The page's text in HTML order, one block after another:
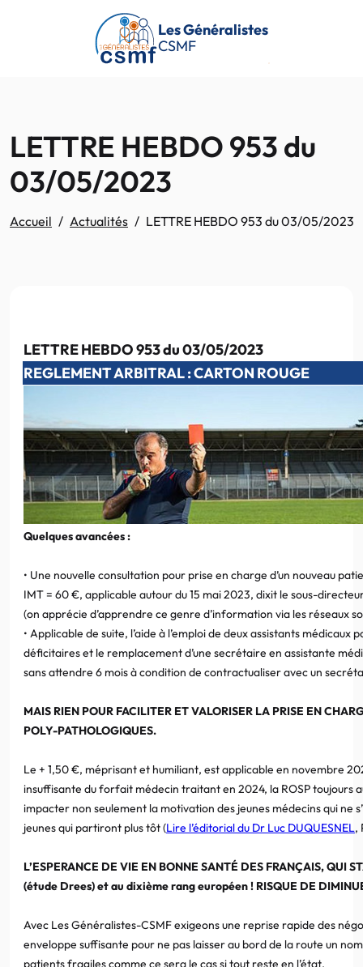
Passer au contenu principal
Les Généralistes
CSMF
LETTRE HEBDO 953 du
03/05/2023
Accueil Actualités LETTRE HEBDO 953 du 03/05/2023
LETTRE HEBDO 953 du 03/05/2023
REGLEMENT ARBITRAL : CARTON ROUGE
Quelques avancées :
• Une nouvelle consultation pour prise en charge d’un nouveau
IMT = 60 €, applicable autour du 15 mai 2023, dixit le sous-
(on apprécie d’apprendre ce genre d’information via les réseaux
• Applicable de suite, l’aide à l’emploi de deux assistants médicaux
déficitaires et le remplacement d’une secrétaire en assistante
sans attendre 6 mois à condition de contractualiser avec un
MAIS RIEN POUR FACILITER ET VALORISER LA PRISE EN
POLY-PATHOLOGIQUES.
Le + 1,50 €, méprisant et humiliant, est applicable en novembre
insuffisante du forfait médecin traitant en 2024, la ROSP toujours
impacter non seulement la motivation des jeunes médecins qui ne
jeunes qui partiront plus tôt (Lire l’éditorial du Dr Luc DUQUESNEL,
L’ESPERANCE DE VIE EN BONNE SANTÉ DES FRANÇAIS, QUI
(étude Drees) et au dixième rang européen ! RISQUE DE
Avec Les Généralistes-CSMF exigeons une reprise rapide des
enveloppe suffisante pour ne pas laisser au bord de la route un
patients fragiles comme ce sera le cas si tout reste en l’état.